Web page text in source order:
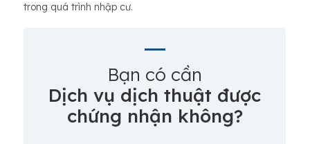
trong quá trình nhập cư.
Bạn có cần
Dịch vụ dịch thuật được
chứng nhận không?